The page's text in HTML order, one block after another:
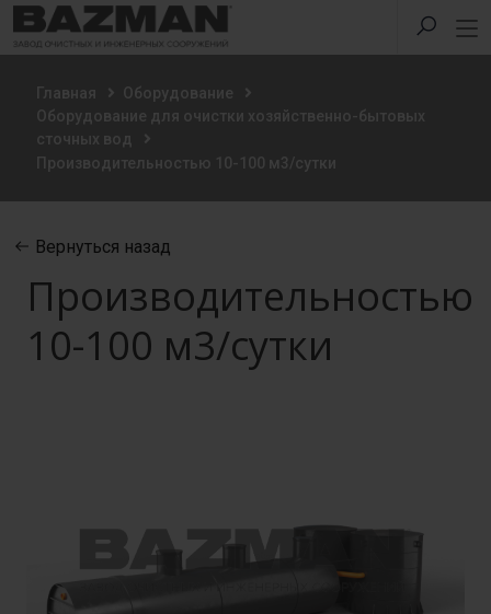
Главная
Оборудование
Оборудование для очистки хозяйственно-бытовых
сточных вод
Производительностью 10-100 м3/сутки
Вернуться назад
Производительностью
10-100 м3/сутки